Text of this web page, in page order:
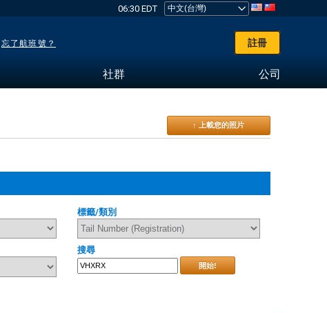
06:30 EDT
忘了航班號？ 註冊
社群 公司
↑ 上載您的照片
標籤/類別
搜尋
開始!